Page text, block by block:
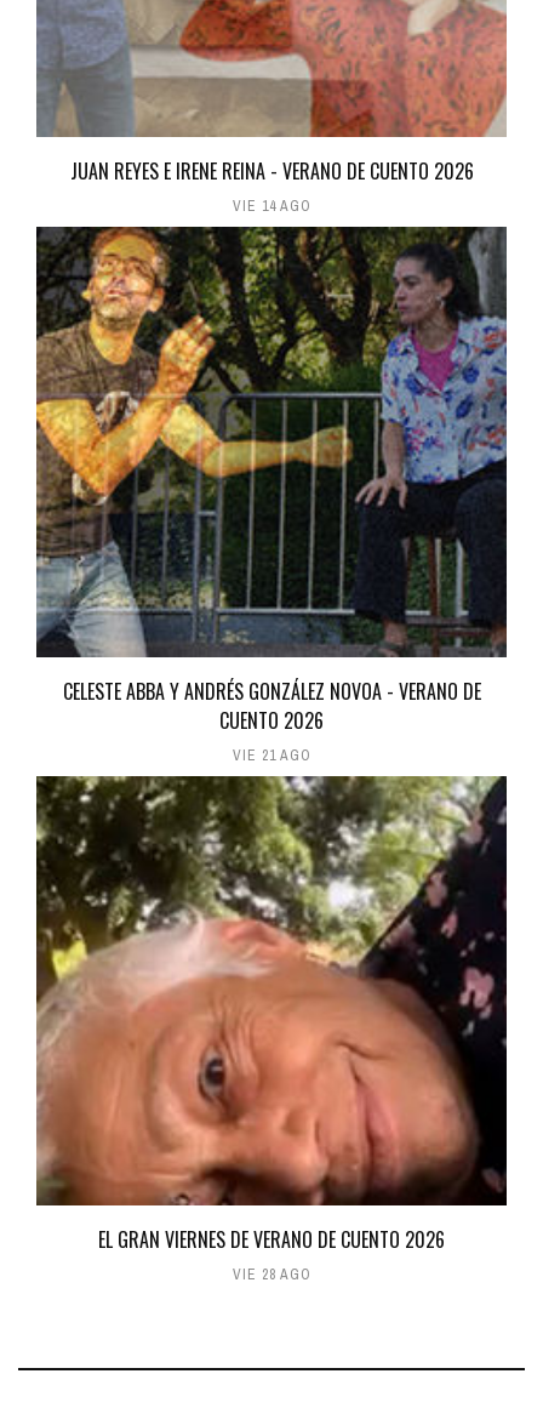
JUAN REYES E IRENE REINA - VERANO DE CUENTO 2026
VIE 14 AGO
CELESTE ABBA Y ANDRÉS GONZÁLEZ NOVOA - VERANO DE
CUENTO 2026
VIE 21 AGO
EL GRAN VIERNES DE VERANO DE CUENTO 2026
VIE 28 AGO